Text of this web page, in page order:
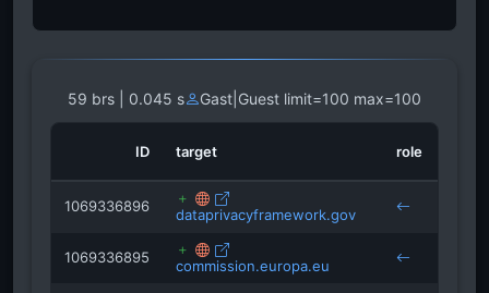
59 brs | 0.045 s Gast|Guest limit=100 max=100
ID target role
1069336896 dataprivacyframework.gov
1069336895 commission.europa.eu